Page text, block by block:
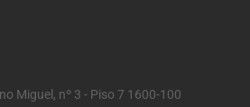
Miguel, nº 3 - Piso 7 1600-100